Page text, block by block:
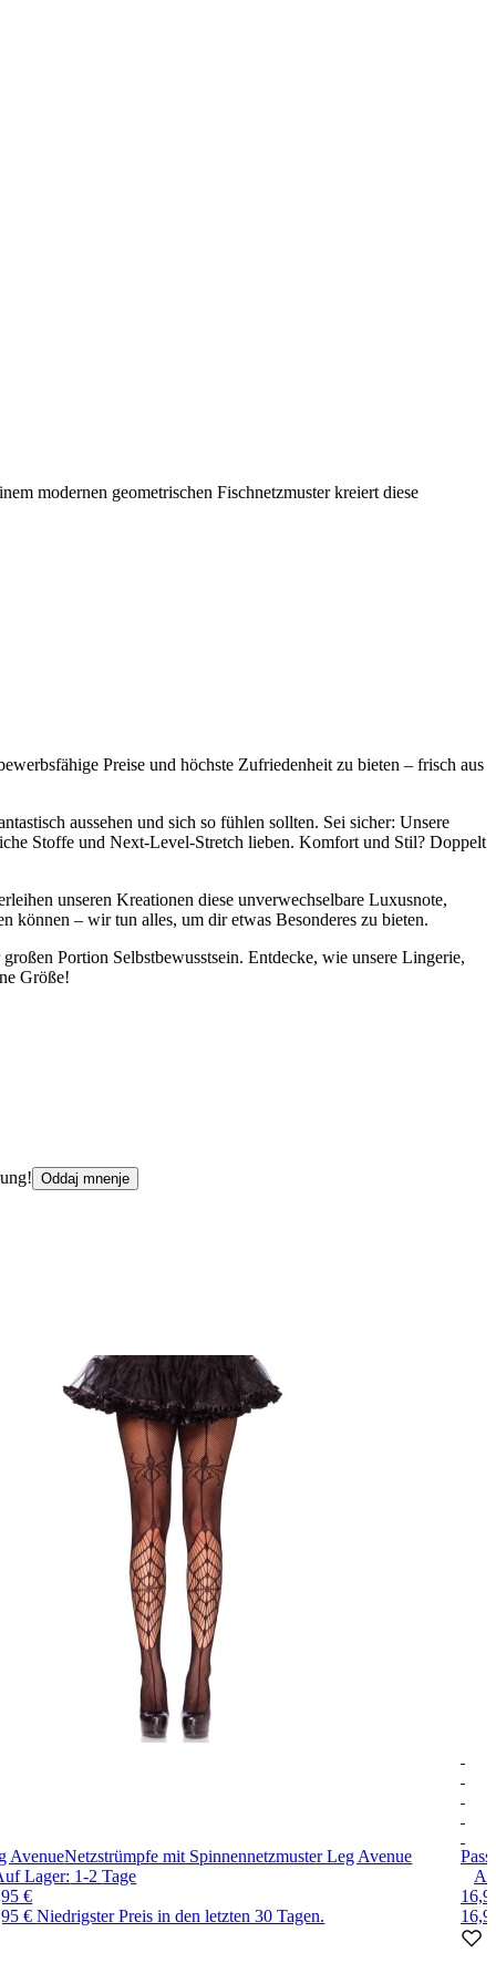
modernen geometrischen Fischnetzmuster kreiert diese
Preise und höchste Zufriedenheit zu bieten – frisch aus
aussehen und sich so fühlen sollten. Sei sicher: Unsere
Stoffe und Next-Level-Stretch lieben. Komfort und Stil? Doppelt
unseren Kreationen diese unverwechselbare Luxusnote,
können – wir tun alles, um dir etwas Besonderes zu bieten.
Portion Selbstbewusstsein. Entdecke, wie unsere Lingerie,
Größe!
Oddaj mnenje
AvenueNetzstrümpfe mit Spinnennetzmuster Leg Avenue
Lager: 1-2Tage
€
€Niedrigster Preis in den letzten 30 Tagen.